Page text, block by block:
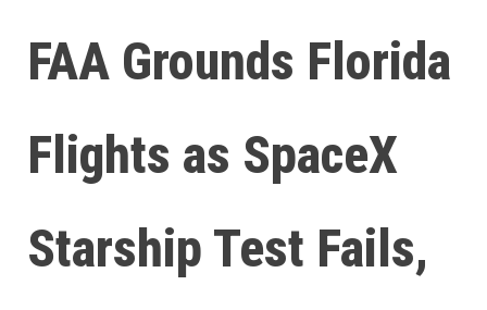
FAA Grounds Florida
Flights as SpaceX
Starship Test Fails,